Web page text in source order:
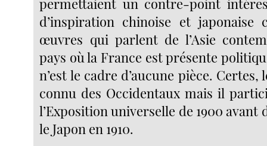
permettaient un contre-point
d’inspiration chinoise et japonaise
œuvres qui parlent de l’Asie
pays où la France est présente
n’est le cadre d’aucune pièce.
connu des Occidentaux mais il
l’Exposition universelle de 1900 avant
le Japon en 1910.